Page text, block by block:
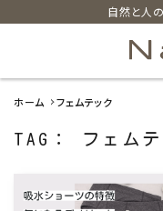
自然と人
ホーム フェムテック
TAG： フェムテ